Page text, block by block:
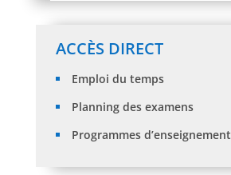
ACCÈS DIRECT
Emploi du temps
Planning des examens
Programmes d’enseignement